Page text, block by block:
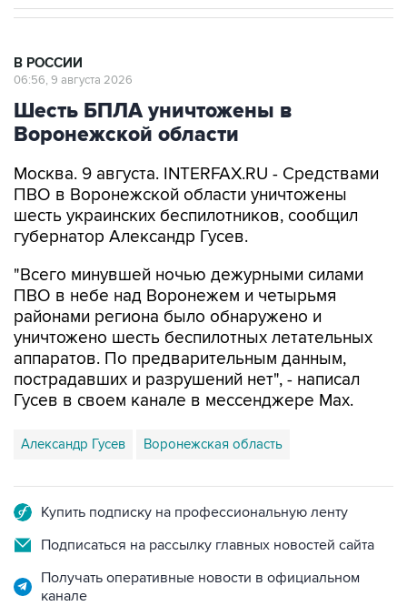
В РОССИИ
06:56, 9 августа 2026
Шесть БПЛА уничтожены в
Воронежской области
Москва. 9 августа. INTERFAX.RU - Средствами
ПВО в Воронежской области уничтожены
шесть украинских беспилотников, сообщил
губернатор Александр Гусев.
"Всего минувшей ночью дежурными силами
ПВО в небе над Воронежем и четырьмя
районами региона было обнаружено и
уничтожено шесть беспилотных летательных
аппаратов. По предварительным данным,
пострадавших и разрушений нет", - написал
Гусев в своем канале в мессенджере Max.
Александр Гусев Воронежская область
Купить подписку на профессиональную ленту
Подписаться на рассылку главных новостей сайта
Получать оперативные новости в официальном
канале